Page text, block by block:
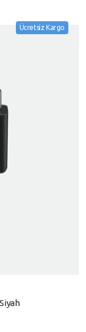
Ücretsiz Kargo